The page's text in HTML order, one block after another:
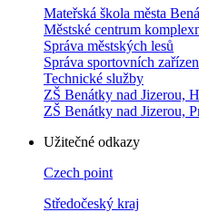
Mateřská škola města
Městské centrum
Správa městských lesů
Správa sportovních
Technické služby
ZŠ Benátky nad Jizerou,
ZŠ Benátky nad Jizerou,
Užitečné odkazy
Czech point
Středočeský kraj